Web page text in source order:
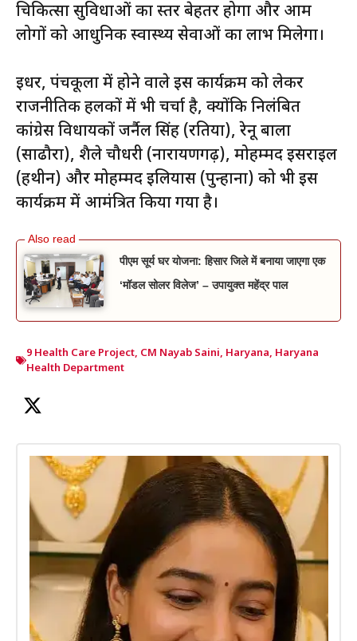
चिकित्सा सुविधाओं का स्तर बेहतर होगा और आम
लोगों को आधुनिक स्वास्थ्य सेवाओं का लाभ मिलेगा।
इधर, पंचकूला में होने वाले इस कार्यक्रम को लेकर
राजनीतिक हलकों में भी चर्चा है, क्योंकि निलंबित
कांग्रेस विधायकों जर्नैल सिंह (रतिया), रेनू बाला
(साढौरा), शैले चौधरी (नारायणगढ़), मोहम्मद इसराइल
(हथीन) और मोहम्मद इलियास (पुन्हाना) को भी इस
कार्यक्रम में आमंत्रित किया गया है।
पीएम सूर्य घर योजना: हिसार जिले में बनाया जाएगा एक
‘मॉडल सोलर विलेज’ – उपायुक्त महेंद्र पाल
9 Health Care Project, CM Nayab Saini, Haryana, Haryana
Health Department